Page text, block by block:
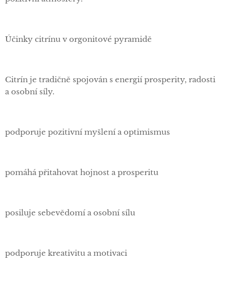
Účinky citrínu v orgonitové pyramidě
Citrín je tradičně spojován s energií prosperity, radosti
a osobní síly.
podporuje pozitivní myšlení a optimismus
pomáhá přitahovat hojnost a prosperitu
posiluje sebevědomí a osobní sílu
podporuje kreativitu a motivaci